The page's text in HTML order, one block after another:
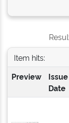
Item hits:
Preview
Issue
Date